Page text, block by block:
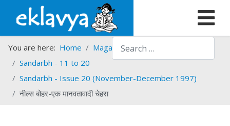
Search
You are here: Home Magazines
Sandarbh
Sandarbh - 11 to 20
Sandarbh - Issue 20 (November-December 1997)
नील्स बोहर-एक मानवतावादी चेहरा